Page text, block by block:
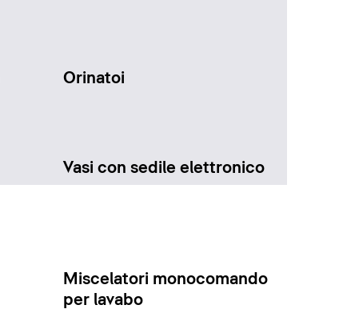
Orinatoi
Vasi con sedile elettronico
Miscelatori monocomando
per lavabo